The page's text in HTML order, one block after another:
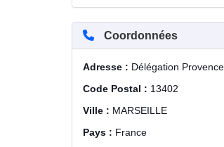
Coordonnées
Adresse : Délégation
Code Postal : 13402
Ville : MARSEILLE
Pays : France